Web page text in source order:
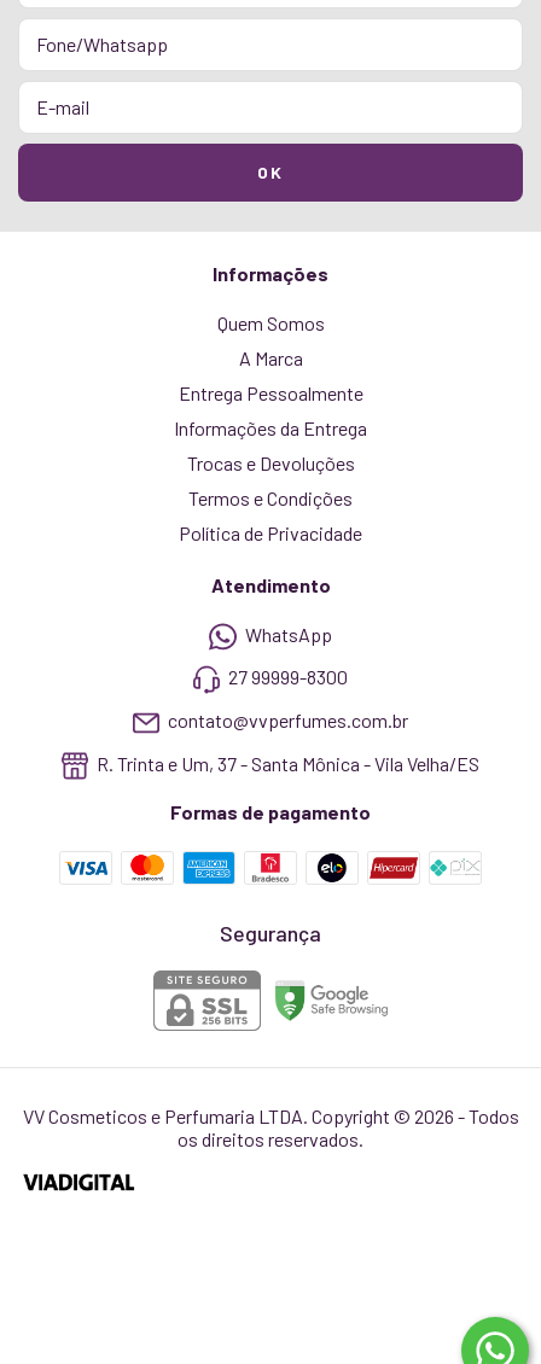
Informações
Quem Somos
A Marca
Entrega Pessoalmente
Informações da Entrega
Trocas e Devoluções
Termos e Condições
Política de Privacidade
Atendimento
WhatsApp
27 99999-8300
contato@vvperfumes.com.br
R. Trinta e Um, 37 - Santa Mônica - Vila Velha/ES
Formas de pagamento
Segurança
VV Cosmeticos e Perfumaria LTDA. Copyright © 2026 - Todos
os direitos reservados.